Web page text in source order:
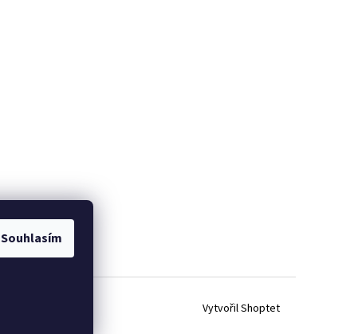
Souhlasím
Vytvořil Shoptet